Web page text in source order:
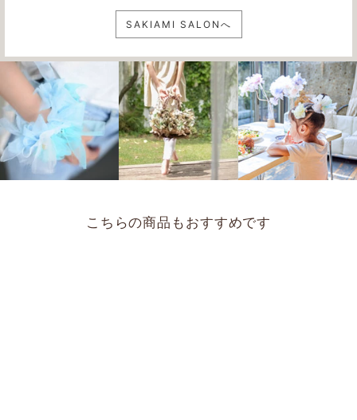
SAKIAMI SALONへ
こちらの商品もおすすめです